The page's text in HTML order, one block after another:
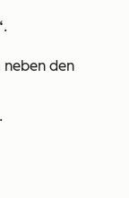
.
neben den